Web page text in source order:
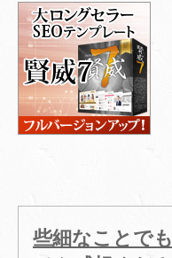
些細なことで